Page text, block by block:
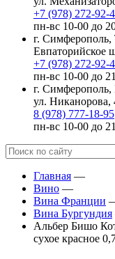
+7 (978) 272-92-
пн-вс 10-00 до
г.
Евпаторийское
+7 (978) 272-92-
пн-вс 10-00 до
г. Симферополь,
ул.
8 (978) 777-18-95
пн-вс 10-00 до
Главная —
Вино —
Вина Франции
Вина Бургундия
Альбер Бишо
сухое красное